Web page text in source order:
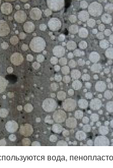
вода,